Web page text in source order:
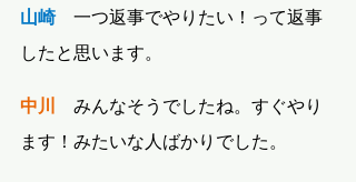
山崎 一つ返事でやりたい！って返事
したと思います。
中川
みんなそうでしたね。すぐやり
ます！みたいな人ばかりでした。